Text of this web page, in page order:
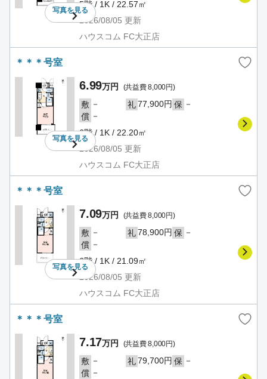
写真を見る
5階 / 1K / 22.57㎡
2026/08/05 更新
ハウスコム FC大正店
＊＊＊号室
写真を見る
6.99万円 (共益費 8,000円)
敷 － 礼77,900円 保 －
償 －
6階 / 1K / 22.20㎡
2026/08/05 更新
ハウスコム FC大正店
＊＊＊号室
写真を見る
7.09万円 (共益費 8,000円)
敷 － 礼78,900円 保 －
償 －
6階 / 1K / 21.09㎡
2026/08/05 更新
ハウスコム FC大正店
＊＊＊号室
7.17万円 (共益費 8,000円)
敷 － 礼79,700円 保 －
償 －